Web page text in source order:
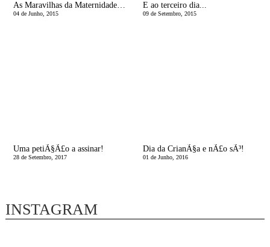
As Maravilhas da Maternidade | O Brinquedo da viragem
04 de Junho, 2015
E ao terceiro dia...
09 de Setembro, 2015
Uma petiÃ§Ã£o a assinar!
28 de Setembro, 2017
Dia da CrianÃ§a e nÃ£o sÃ³!
01 de Junho, 2016
INSTAGRAM